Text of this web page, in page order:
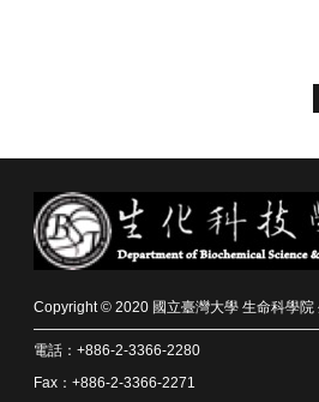
Copyright © 2020 國立臺灣大學 生命科學院
電話：+886-2-3366-2280
Fax：+886-2-3366-2271